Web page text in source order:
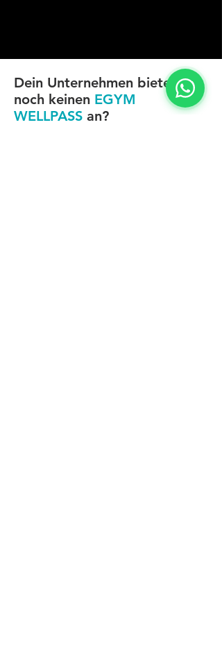
Dein Unternehmen bietet
noch keinen EGYM
WELLPASS an?